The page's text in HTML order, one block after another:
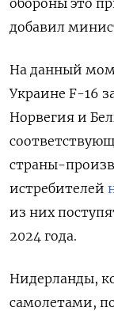
добавил
На данный
Украине F-16
Норвегия и
страны-
истребителей
из них
2024 года.
Нидерланды,
самолетами,